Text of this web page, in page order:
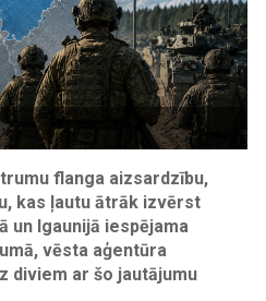
flanga aizsardzību,
kas ļautu ātrāk izvērst
un Igaunijā iespējama
vēsta aģentūra
diviem ar šo jautājumu